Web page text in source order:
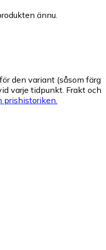
ännu.
den variant (såsom färg
varje tidpunkt. Frakt och
prishistoriken.